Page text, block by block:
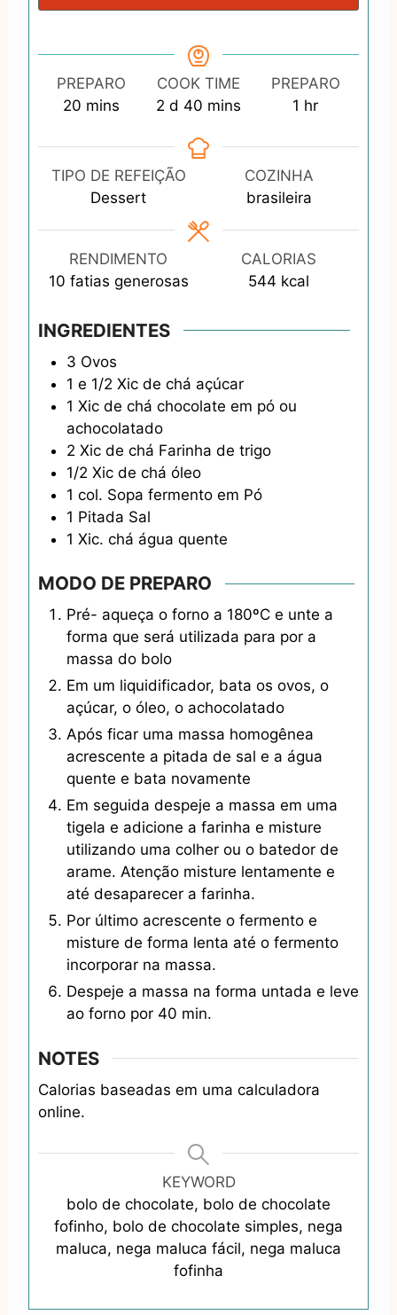
PREPARO
20 m
n
u
mins
COOK TIME
2 d
y
s
d 40 m
n
s
mins
PREPARO
1 h
u
r
hr
TIPO DE REFEIÇÃO
Dessert
COZINHA
brasileira
RENDIMENTO
10 fatias generosas
CALORIAS
544 kcal
INGREDIENTES
3 Ovos
1 e 1/2 Xic de chá açúcar
1 Xic de chá chocolate em pó ou
achocolatado
2 Xic de chá Farinha de trigo
1/2 Xic de chá óleo
1 col. Sopa fermento em Pó
1 Pitada Sal
1 Xic. chá água quente
MODO DE PREPARO
Pré- aqueça o forno a 180ºC e unte a
forma que será utilizada para por a
massa do bolo
Em um liquidificador, bata os ovos, o
açúcar, o óleo, o achocolatado
Após ficar uma massa homogênea
acrescente a pitada de sal e a água
quente e bata novamente
Em seguida despeje a massa em uma
tigela e adicione a farinha e misture
utilizando uma colher ou o batedor de
arame. Atenção misture lentamente e
até desaparecer a farinha.
Por último acrescente o fermento e
misture de forma lenta até o fermento
incorporar na massa.
Despeje a massa na forma untada e leve
ao forno por 40 min.
NOTES
Calorias baseadas em uma calculadora
online.
KEYWORD
bolo de chocolate, bolo de chocolate
fofinho, bolo de chocolate simples, nega
maluca, nega maluca fácil, nega maluca
fofinha